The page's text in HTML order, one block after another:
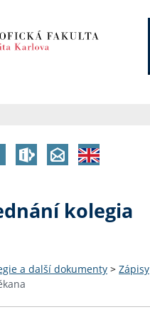
kolegia
a další dokumenty > Zápisy